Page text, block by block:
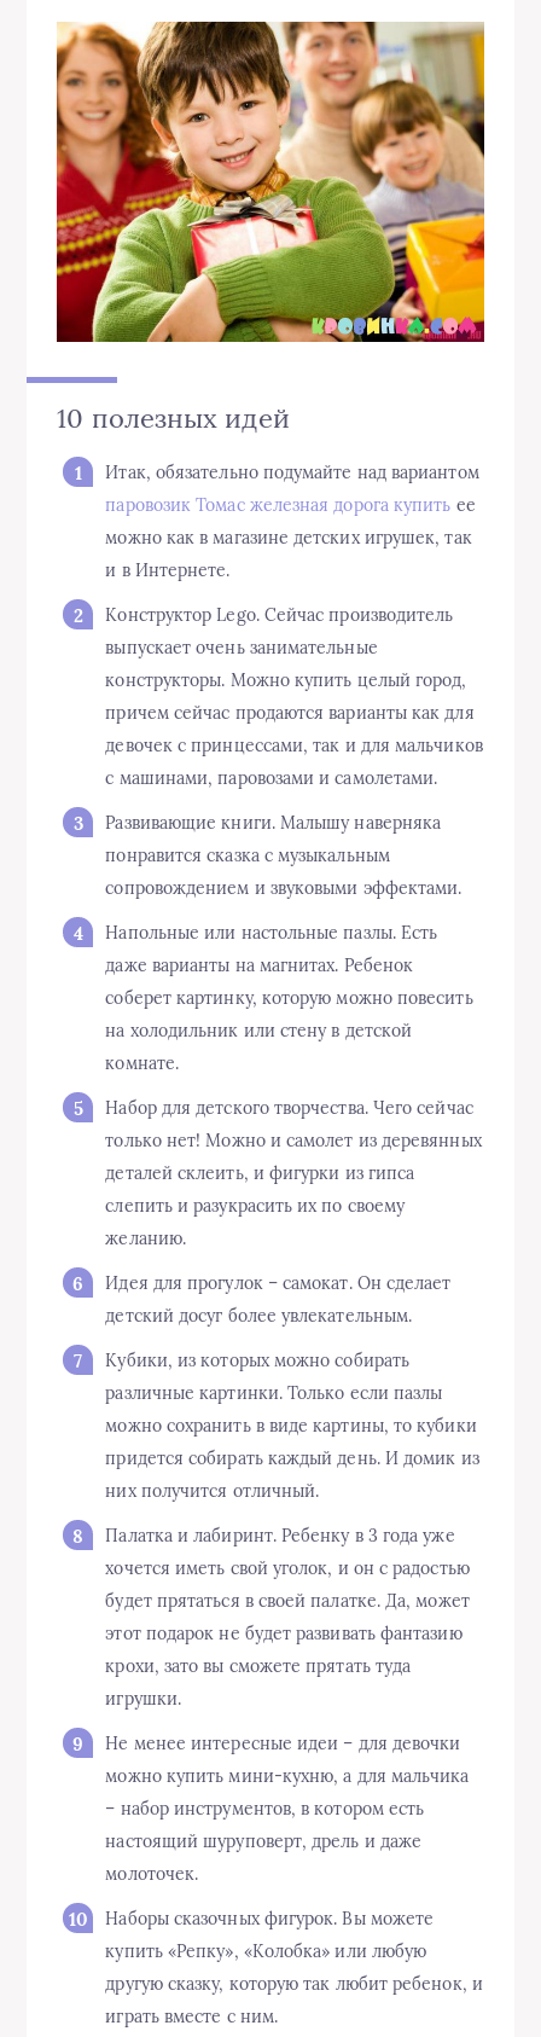
10 полезных идей
Итак, обязательно подумайте над вариантом
паровозик Томас железная дорога купить ее
можно как в магазине детских игрушек, так
и в Интернете.
Конструктор Lego. Сейчас производитель
выпускает очень занимательные
конструкторы. Можно купить целый город,
причем сейчас продаются варианты как для
девочек с принцессами, так и для мальчиков
с машинами, паровозами и самолетами.
Развивающие книги. Малышу наверняка
понравится сказка с музыкальным
сопровождением и звуковыми эффектами.
Напольные или настольные пазлы. Есть
даже варианты на магнитах. Ребенок
соберет картинку, которую можно повесить
на холодильник или стену в детской
комнате.
Набор для детского творчества. Чего сейчас
только нет! Можно и самолет из деревянных
деталей склеить, и фигурки из гипса
слепить и разукрасить их по своему
желанию.
Идея для прогулок – самокат. Он сделает
детский досуг более увлекательным.
Кубики, из которых можно собирать
различные картинки. Только если пазлы
можно сохранить в виде картины, то кубики
придется собирать каждый день. И домик из
них получится отличный.
Палатка и лабиринт. Ребенку в 3 года уже
хочется иметь свой уголок, и он с радостью
будет прятаться в своей палатке. Да, может
этот подарок не будет развивать фантазию
крохи, зато вы сможете прятать туда
игрушки.
Не менее интересные идеи – для девочки
можно купить мини-кухню, а для мальчика
– набор инструментов, в котором есть
настоящий шуруповерт, дрель и даже
молоточек.
Наборы сказочных фигурок. Вы можете
купить «Репку», «Колобка» или любую
другую сказку, которую так любит ребенок, и
играть вместе с ним.